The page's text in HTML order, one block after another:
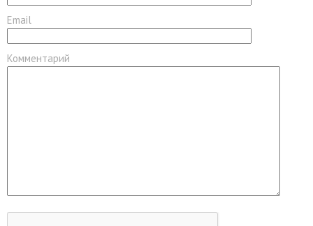
Email
Комментарий